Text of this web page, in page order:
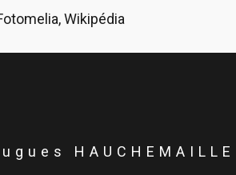
Wikipédia
HAUCHEMAILLE